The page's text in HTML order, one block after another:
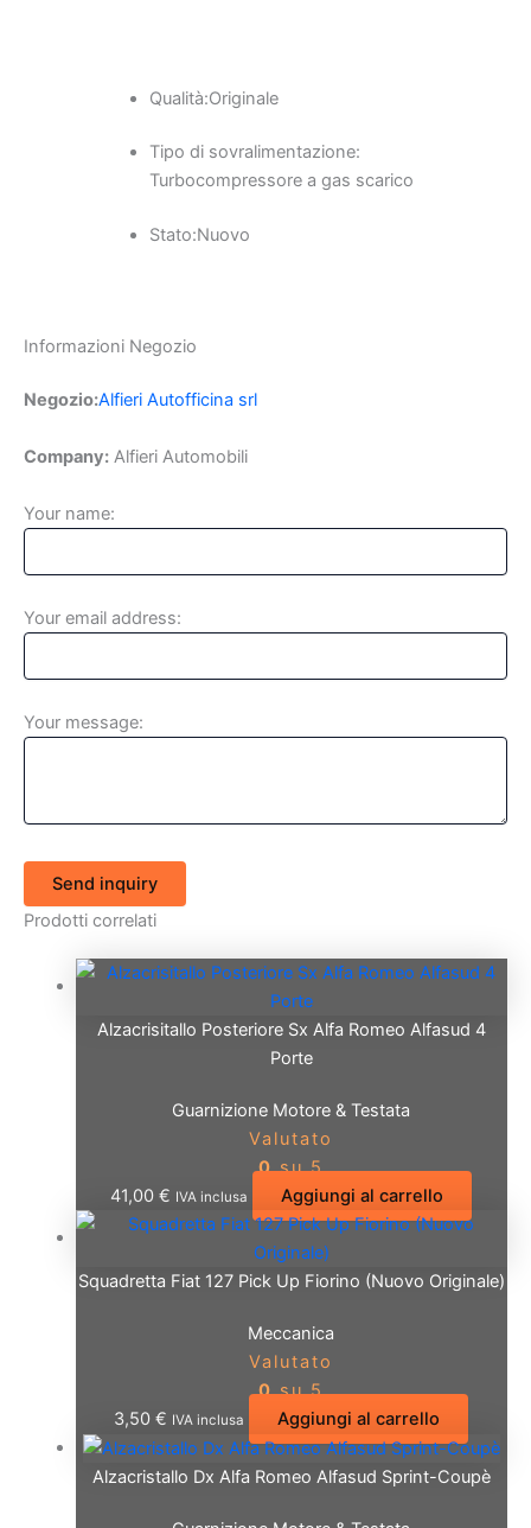
Qualità:Originale
Tipo di sovralimentazione:
Turbocompressore a gas scarico
Stato:Nuovo
Informazioni Negozio
Negozio:Alfieri Autofficina srl
Company: Alfieri Automobili
Your name:
Your email address:
Your message:
Send inquiry
Prodotti correlati
Alzacrisitallo Posteriore Sx Alfa Romeo Alfasud 4
Porte
Guarnizione Motore & Testata
Valutato
0su 5
41,00€ IVA inclusa Aggiungi al carrello
Squadretta Fiat 127 Pick Up Fiorino (Nuovo Originale)
Meccanica
Valutato
0su 5
3,50€ IVA inclusa Aggiungi al carrello
Alzacristallo Dx Alfa Romeo Alfasud Sprint-Coupè